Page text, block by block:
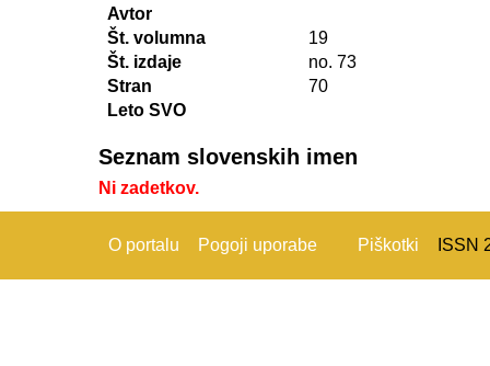
Avtor
Št. volumna
19
Št. izdaje
no. 73
Stran
70
Leto SVO
Seznam slovenskih imen
Ni zadetkov.
O portalu Pogoji uporabe Piškotki ISSN